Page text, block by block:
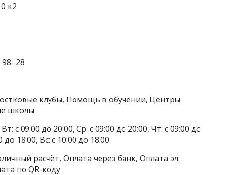
к2
клубы, Помощь в обучении, Центры
школы
с 09:00 до 20:00, Ср: с 09:00 до 20:00, Чт: с 09:00 до
до 18:00, Вс: с 10:00 до 18:00
расчёт, Оплата через банк, Оплата эл.
по QR-коду